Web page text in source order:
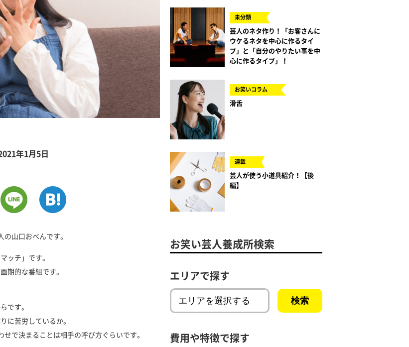
年1月5日
山口おべんです。
ッチ」です。
期的な番組です。
です。
に苦労しているか。
で決まることは相手の呼び方ぐらいです。
未分類
芸人のネタ作り！「お客さんに
ウケるネタを中心に作るタイ
プ」と「自分のやりたい事を中
心に作るタイプ」！
お笑いコラム
滑舌
連載
芸人が使う小道具紹介！【後
編】
お笑い芸人養成所検索
エリアで探す
費用や特徴で探す